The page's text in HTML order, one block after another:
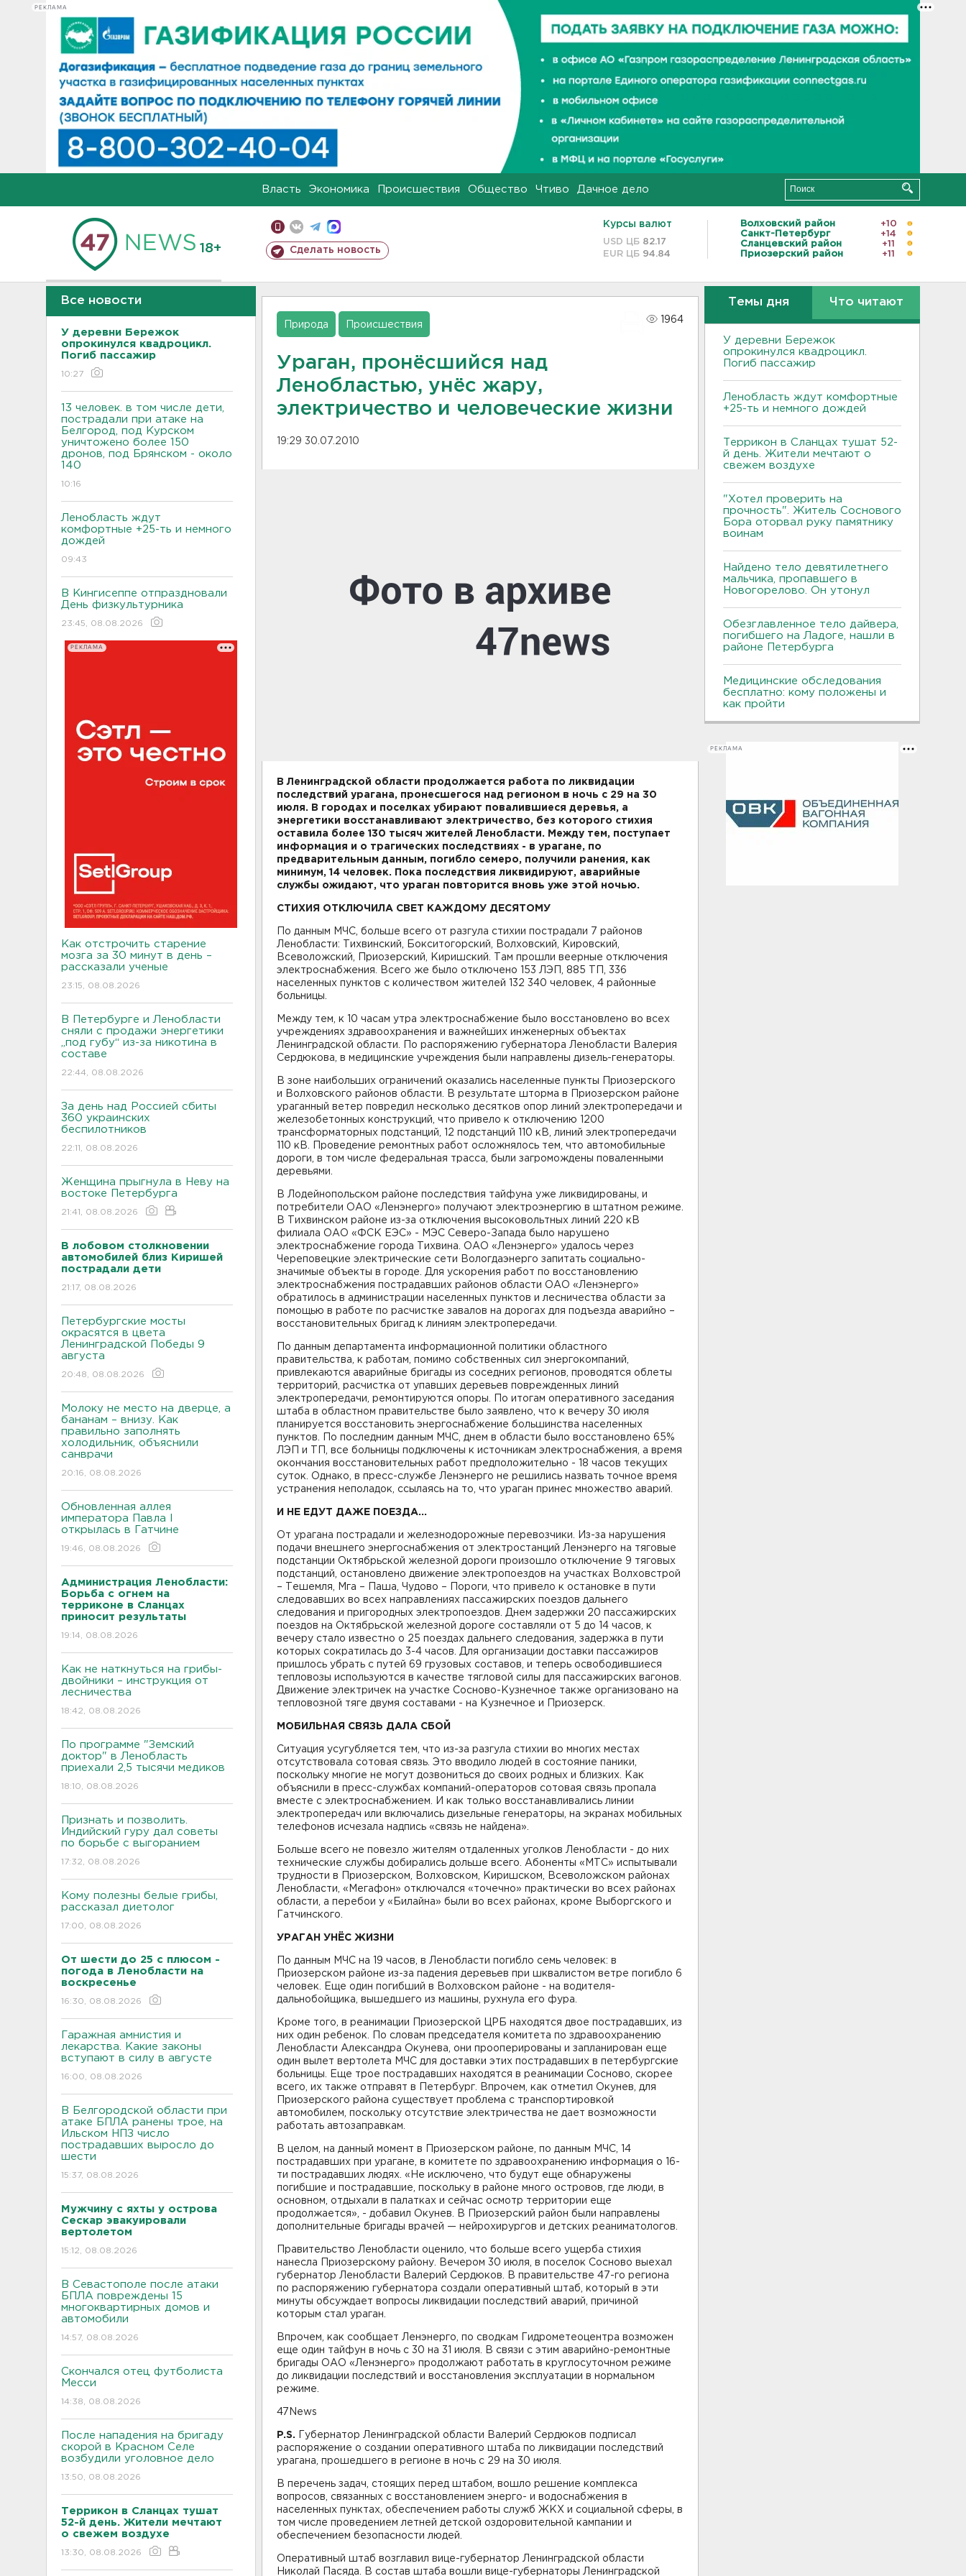
РЕКЛАМА
Власть Экономика Происшествия Общество Чтиво Дачное дело
18+ Сделать новость
Курсы валют
USD ЦБ 82.17
EUR ЦБ 94.84
Волховский район
+10
Санкт-Петербург
+14
Сланцевский район
+11
Приозерский район
+11
Все новости
У деревни Бережок
опрокинулся квадроцикл.
Погиб пассажир
10:27
13 человек. в том числе дети,
пострадали при атаке на
Белгород, под Курском
уничтожено более 150
дронов, под Брянском - около
140
10:16
Ленобласть ждут
комфортные +25-ть и немного
дождей
09:43
В Кингисеппе отпраздновали
День физкультурника
23:45, 08.08.2026
РЕКЛАМА
Как отстрочить старение
мозга за 30 минут в день –
рассказали ученые
23:15, 08.08.2026
В Петербурге и Ленобласти
сняли с продажи энергетики
„под губу“ из-за никотина в
составе
22:44, 08.08.2026
За день над Россией сбиты
360 украинских
беспилотников
22:11, 08.08.2026
Женщина прыгнула в Неву на
востоке Петербурга
21:41, 08.08.2026
В лобовом столкновении
автомобилей близ Киришей
пострадали дети
21:17, 08.08.2026
Петербургские мосты
окрасятся в цвета
Ленинградской Победы 9
августа
20:48, 08.08.2026
Молоку не место на дверце, а
бананам – внизу. Как
правильно заполнять
холодильник, объяснили
санврачи
20:16, 08.08.2026
Обновленная аллея
императора Павла I
открылась в Гатчине
19:46, 08.08.2026
Администрация Ленобласти:
Борьба с огнем на
терриконе в Сланцах
приносит результаты
19:14, 08.08.2026
Как не наткнуться на грибы-
двойники – инструкция от
лесничества
18:42, 08.08.2026
По программе "Земский
доктор" в Ленобласть
приехали 2,5 тысячи медиков
18:10, 08.08.2026
Признать и позволить.
Индийский гуру дал советы
по борьбе с выгоранием
17:32, 08.08.2026
Кому полезны белые грибы,
рассказал диетолог
17:00, 08.08.2026
От шести до 25 с плюсом -
погода в Ленобласти на
воскресенье
16:30, 08.08.2026
Гаражная амнистия и
лекарства. Какие законы
вступают в силу в августе
16:00, 08.08.2026
В Белгородской области при
атаке БПЛА ранены трое, на
Ильском НПЗ число
пострадавших выросло до
шести
15:37, 08.08.2026
Мужчину с яхты у острова
Сескар эвакуировали
вертолетом
15:12, 08.08.2026
В Севастополе после атаки
БПЛА повреждены 15
многоквартирных домов и
автомобили
14:57, 08.08.2026
Скончался отец футболиста
Месси
14:38, 08.08.2026
После нападения на бригаду
скорой в Красном Селе
возбудили уголовное дело
13:50, 08.08.2026
Террикон в Сланцах тушат
52-й день. Жители мечтают
о свежем воздухе
13:30, 08.08.2026
Природа Происшествия
1964
Ураган, пронёсшийся над
Ленобластью, унёс жару,
электричество и человеческие жизни
19:29 30.07.2010
В Ленинградской области продолжается работа по ликвидации
последствий урагана, пронесшегося над регионом в ночь с 29 на 30
июля. В городах и поселках убирают повалившиеся деревья, а
энергетики восстанавливают электричество, без которого стихия
оставила более 130 тысяч жителей Ленобласти. Между тем, поступает
информация и о трагических последствиях - в урагане, по
предварительным данным, погибло семеро, получили ранения, как
минимум, 14 человек. Пока последствия ликвидируют, аварийные
службы ожидают, что ураган повторится вновь уже этой ночью.
СТИХИЯ ОТКЛЮЧИЛА СВЕТ КАЖДОМУ ДЕСЯТОМУ
По данным МЧС, больше всего от разгула стихии пострадали 7 районов
Ленобласти: Тихвинский, Бокситогорский, Волховский, Кировский,
Всеволожский, Приозерский, Киришский. Там прошли веерные отключения
электроснабжения. Всего же было отключено 153 ЛЭП, 885 ТП, 336
населенных пунктов с количеством жителей 132 340 человек, 4 районные
больницы.
Между тем, к 10 часам утра электроснабжение было восстановлено во всех
учреждениях здравоохранения и важнейших инженерных объектах
Ленинградской области. По распоряжению губернатора Ленобласти Валерия
Сердюкова, в медицинские учреждения были направлены дизель-генераторы.
В зоне наибольших ограничений оказались населенные пункты Приозерского
и Волховского районов области. В результате шторма в Приозерском районе
ураганный ветер повредил несколько десятков опор линий электропередачи и
железобетонных конструкций, что привело к отключению 1200
трансформаторных подстанций, 12 подстанций 110 кВ, линий электропередачи
110 кВ. Проведение ремонтных работ осложнялось тем, что автомобильные
дороги, в том числе федеральная трасса, были загромождены поваленными
деревьями.
В Лодейнопольском районе последствия тайфуна уже ликвидированы, и
потребители ОАО «Ленэнерго» получают электроэнергию в штатном режиме.
В Тихвинском районе из-за отключения высоковольтных линий 220 кВ
филиала ОАО «ФСК ЕЭС» - МЭС Северо-Запада было нарушено
электроснабжение города Тихвина. ОАО «Ленэнерго» удалось через
Череповецкие электрические сети Вологдаэнерго запитать социально-
значимые объекты в городе. Для ускорения работ по восстановлению
электроснабжения пострадавших районов области ОАО «Ленэнерго»
обратилось в администрации населенных пунктов и лесничества области за
помощью в работе по расчистке завалов на дорогах для подъезда аварийно –
восстановительных бригад к линиям электропередачи.
По данным департамента информационной политики областного
правительства, к работам, помимо собственных сил энергокомпаний,
привлекаются аварийные бригады из соседних регионов, проводятся облеты
территорий, расчистка от упавших деревьев поврежденных линий
электропередачи, ремонтируются опоры. По итогам оперативного заседания
штаба в областном правительстве было заявлено, что к вечеру 30 июля
планируется восстановить энергоснабжение большинства населенных
пунктов. По последним данным МЧС, днем в области было восстановлено 65%
ЛЭП и ТП, все больницы подключены к источникам электроснабжения, а время
окончания восстановительных работ предположительно - 18 часов текущих
суток. Однако, в пресс-службе Ленэнерго не решились назвать точное время
устранения неполадок, ссылаясь на то, что ураган принес множество аварий.
И НЕ ЕДУТ ДАЖЕ ПОЕЗДА...
От урагана пострадали и железнодорожные перевозчики. Из-за нарушения
подачи внешнего энергоснабжения от электростанций Ленэнерго на тяговые
подстанции Октябрьской железной дороги произошло отключение 9 тяговых
подстанций, остановлено движение электропоездов на участках Волховстрой
– Тешемля, Мга – Паша, Чудово – Пороги, что привело к остановке в пути
следовавших во всех направлениях пассажирских поездов дальнего
следования и пригородных электропоездов. Днем задержки 20 пассажирских
поездов на Октябрьской железной дороге составляли от 5 до 14 часов, к
вечеру стало известно о 25 поездах дальнего следования, задержка в пути
которых сократилась до 3-4 часов. Для организации доставки пассажиров
пришлось убрать с путей 69 грузовых составов, и теперь освободившиеся
тепловозы используются в качестве тягловой силы для пассажирских вагонов.
Движение электричек на участке Сосново-Кузнечное также организовано на
тепловозной тяге двумя составами - на Кузнечное и Приозерск.
МОБИЛЬНАЯ СВЯЗЬ ДАЛА СБОЙ
Ситуация усугубляется тем, что из-за разгула стихии во многих местах
отсутствовала сотовая связь. Это вводило людей в состояние паники,
поскольку многие не могут дозвониться до своих родных и близких. Как
объяснили в пресс-службах компаний-операторов сотовая связь пропала
вместе с электроснабжением. И как только восстанавливались линии
электропередач или включались дизельные генераторы, на экранах мобильных
телефонов исчезала надпись «связь не найдена».
Больше всего не повезло жителям отдаленных уголков Ленобласти - до них
технические службы добирались дольше всего. Абоненты «МТС» испытывали
трудности в Приозерском, Волховском, Киришском, Всеволожском районах
Ленобласти, «Мегафон» отключался «точечно» практически во всех районах
области, а перебои у «Билайна» были во всех районах, кроме Выборгского и
Гатчинского.
УРАГАН УНЁС ЖИЗНИ
По данным МЧС на 19 часов, в Ленобласти погибло семь человек: в
Приозерском районе из-за падения деревьев при шквалистом ветре погибло 6
человек. Еще один погибший в Волховском районе - на водителя-
дальнобойщика, вышедшего из машины, рухнула его фура.
Кроме того, в реанимации Приозерской ЦРБ находятся двое пострадавших, из
них один ребенок. По словам председателя комитета по здравоохранению
Ленобласти Александра Окунева, они прооперированы и запланирован еще
один вылет вертолета МЧС для доставки этих пострадавших в петербургские
больницы. Еще трое пострадавших находятся в реанимации Сосново, скорее
всего, их также отправят в Петербург. Впрочем, как отметил Окунев, для
Приозерского района существует проблема с транспортировкой
автомобилем, поскольку отсутствие электричества не дает возможности
работать автозаправкам.
В целом, на данный момент в Приозерском районе, по данным МЧС, 14
пострадавших при урагане, в комитете по здравоохранению информация о 16-
ти пострадавших людях. «Не исключено, что будут еще обнаружены
погибшие и пострадавшие, поскольку в районе много островов, где люди, в
основном, отдыхали в палатках и сейчас осмотр территории еще
продолжается», - добавил Окунев. В Приозерский район были направлены
дополнительные бригады врачей — нейрохирургов и детских реаниматологов.
Правительство Ленобласти оценило, что больше всего ущерба стихия
нанесла Приозерскому району. Вечером 30 июля, в поселок Сосново выехал
губернатор Ленобласти Валерий Сердюков. В правительстве 47-го региона
по распоряжению губернатора создали оперативный штаб, который в эти
минуты обсуждает вопросы ликвидации последствий аварий, причиной
которым стал ураган.
Впрочем, как сообщает Ленэнерго, по сводкам Гидрометеоцентра возможен
еще один тайфун в ночь с 30 на 31 июля. В связи с этим аварийно-ремонтные
бригады ОАО «Ленэнерго» продолжают работать в круглосуточном режиме
до ликвидации последствий и восстановления эксплуатации в нормальном
режиме.
47News
P.S. Губернатор Ленинградской области Валерий Сердюков подписал
распоряжение о создании оперативного штаба по ликвидации последствий
урагана, прошедшего в регионе в ночь с 29 на 30 июля.
В перечень задач, стоящих перед штабом, вошло решение комплекса
вопросов, связанных с восстановлением энерго- и водоснабжения в
населенных пунктах, обеспечением работы служб ЖКХ и социальной сферы, в
том числе проведением летней детской оздоровительной кампании и
обеспечением безопасности людей.
Оперативный штаб возглавил вице-губернатор Ленинградской области
Николай Пасяда. В состав штаба вошли вице-губернаторы Ленинградской
Темы дня Что читают
У деревни Бережок
опрокинулся квадроцикл.
Погиб пассажир
Ленобласть ждут комфортные
+25-ть и немного дождей
Террикон в Сланцах тушат 52-
й день. Жители мечтают о
свежем воздухе
"Хотел проверить на
прочность". Житель Соснового
Бора оторвал руку памятнику
воинам
Найдено тело девятилетнего
мальчика, пропавшего в
Новогорелово. Он утонул
Обезглавленное тело дайвера,
погибшего на Ладоге, нашли в
районе Петербурга
Медицинские обследования
бесплатно: кому положены и
как пройти
РЕКЛАМА